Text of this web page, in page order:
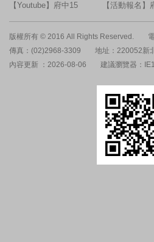
【Youtube】府中15
【活動報名】
版權所有 © 2016 All Rights Reserved.
傳真：(02)2968-3309
地址：220052新
內容更新 ：2026-08-06
建議瀏覽器：